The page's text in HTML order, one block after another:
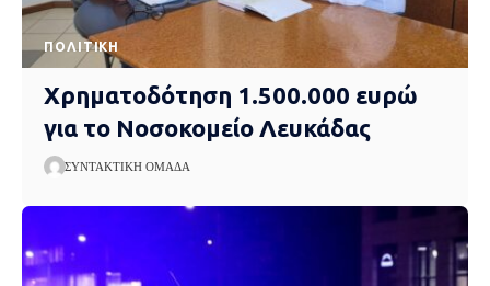
ΠΟΛΙΤΙΚΉ
Χρηματοδότηση 1.500.000 ευρώ
για το Νοσοκομείο Λευκάδας
ΣΥΝΤΑΚΤΙΚΉ ΟΜΆΔΑ